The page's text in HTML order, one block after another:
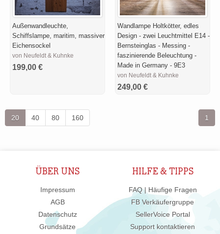
Außenwandleuchte,
Schiffslampe, maritim, massiver
Eichensockel
von Neufeldt & Kuhnke
199,00 €
Wandlampe Holtkötter, edles
Design - zwei Leuchtmittel E14 -
Bernsteinglas - Messing -
faszinierende Beleuchtung -
Made in Germany - 9E3
von Neufeldt & Kuhnke
249,00 €
20 40 80 160 1
ÜBER UNS
Impressum
AGB
Datenschutz
Grundsätze
HILFE & TIPPS
FAQ | Häufige Fragen
FB Verkäufergruppe
SellerVoice Portal
Support kontaktieren